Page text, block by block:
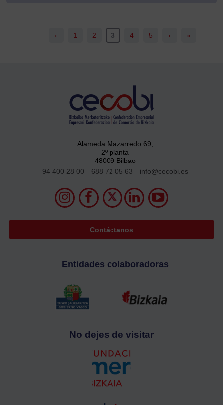
‹ 1 2 3 4 5 › »
Alameda Mazarredo 69,
2º planta
48009 Bilbao
94 400 28 00
688 72 05 63 info@cecobi.es
Contáctanos
Entidades colaboradoras
No dejes de visitar